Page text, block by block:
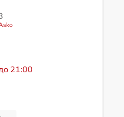
21:00